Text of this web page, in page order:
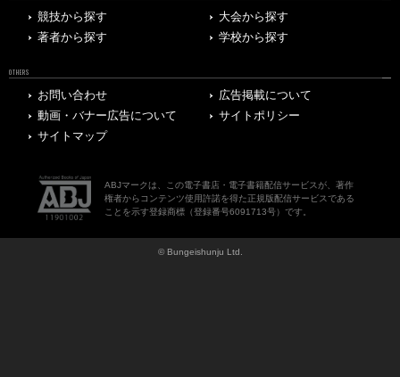
競技から探す
大会から探す
著者から探す
学校から探す
OTHERS
お問い合わせ
広告掲載について
動画・バナー広告について
サイトポリシー
サイトマップ
ABJマークは、この電子書店・電子書籍配信サービスが、著作
権者からコンテンツ使用許諾を得た正規版配信サービスである
ことを示す登録商標（登録番号6091713号）です。
© Bungeishunju Ltd.